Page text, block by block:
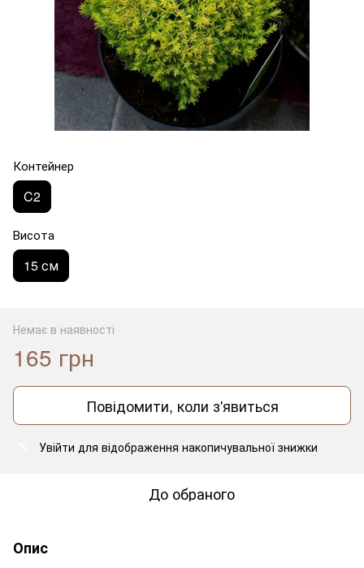
Контейнер
C2
Висота
15 см
Немає в наявності
165 грн
Повідомити, коли з'явиться
Увійти для відображення накопичувальної знижки
До обраного
Опис